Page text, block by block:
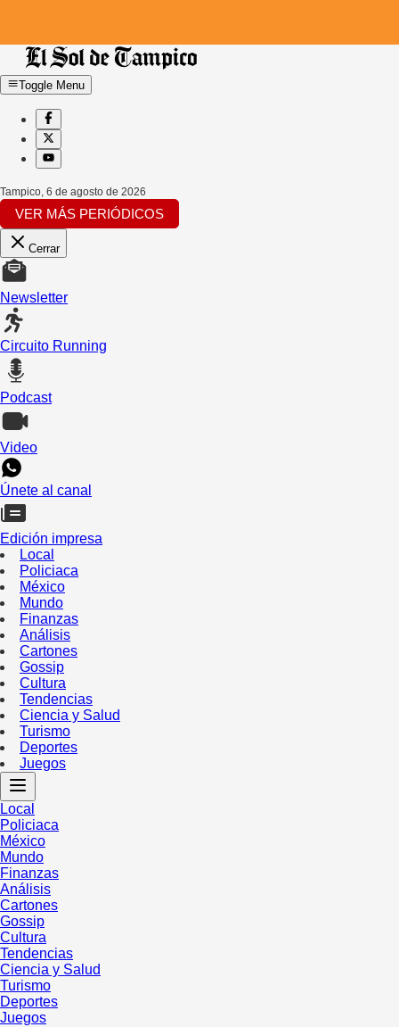
Toggle Menu
Tampico, 6 de agosto de 2026
VER MÁS PERIÓDICOS
Cerrar
Newsletter
Circuito Running
Podcast
Video
Únete al canal
Edición impresa
Local
Policiaca
México
Mundo
Finanzas
Análisis
Cartones
Gossip
Cultura
Tendencias
Ciencia y Salud
Turismo
Deportes
Juegos
Local
Policiaca
México
Mundo
Finanzas
Análisis
Cartones
Gossip
Cultura
Tendencias
Ciencia y Salud
Turismo
Deportes
Juegos